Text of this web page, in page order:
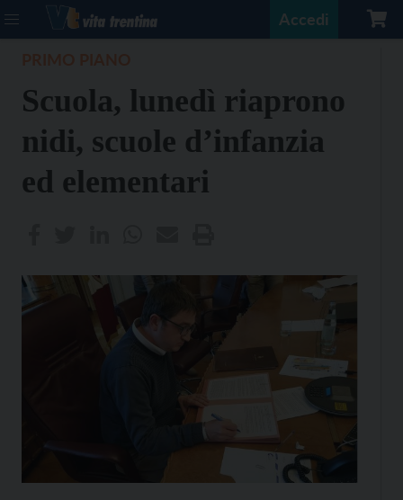
Accedi
Scuola, lunedì riaprono
nidi, scuole d’infanzia
ed elementari